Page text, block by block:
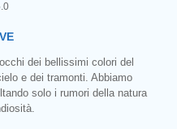
dei bellissimi colori del
e dei tramonti. Abbiamo
solo i rumori della natura